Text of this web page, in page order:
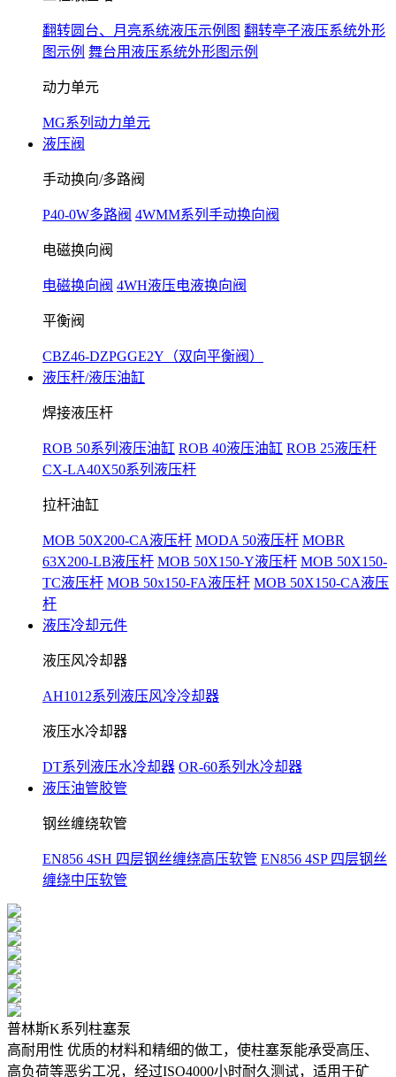
翻转圆台、月亮系统液压示例图 翻转亭子液压系统外形
图示例 舞台用液压系统外形图示例
动力单元
MG系列动力单元
液压阀
手动换向/多路阀
P40-0W多路阀 4WMM系列手动换向阀
电磁换向阀
电磁换向阀 4WH液压电液换向阀
平衡阀
CBZ46-DZPGGE2Y（双向平衡阀）
液压杆/液压油缸
焊接液压杆
ROB 50系列液压油缸 ROB 40液压油缸 ROB 25液压杆
CX-LA40X50系列液压杆
拉杆油缸
MOB 50X200-CA液压杆 MODA 50液压杆 MOBR
63X200-LB液压杆 MOB 50X150-Y液压杆 MOB 50X150-
TC液压杆 MOB 50x150-FA液压杆 MOB 50X150-CA液压
杆
液压冷却元件
液压风冷却器
AH1012系列液压风冷冷却器
液压水冷却器
DT系列液压水冷却器 OR-60系列水冷却器
液压油管胶管
钢丝缠绕软管
EN856 4SH 四层钢丝缠绕高压软管 EN856 4SP 四层钢丝
缠绕中压软管
普林斯K系列柱塞泵
高耐用性 优质的材料和精细的做工，使柱塞泵能承受高压、
高负荷等恶劣工况，经过ISO4000小时耐久测试，适用于矿